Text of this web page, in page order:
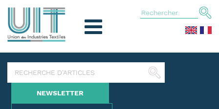
NEWSLETTER